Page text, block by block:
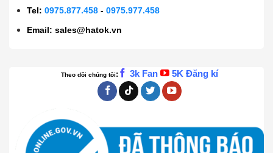
Tel:0975.877.458 -0975.977.458
Email:sales@hatok.vn
Theo dõi chúng tôi: 3k Fan 5K Đăng kí